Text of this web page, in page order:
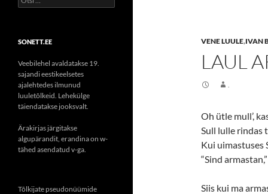
VENE LUULE,IVAN
LAUL
.
Oh ütle mull’,
Sull lulle rindas
Kui uimastuses
“Sind
Siis kui ma
SONETT.EE
Veebilehel avaldatakse 19.
sajandi eestikeelsetes
ajalehtedes ilmunud
luuletõlkeid. Lehekülge
täiendatakse jooksvalt.
Ärakirjas järgitakse
algupärandit, erandina on w-
tähed asendatud v-ga.
Tõlkijate pseudonüümide